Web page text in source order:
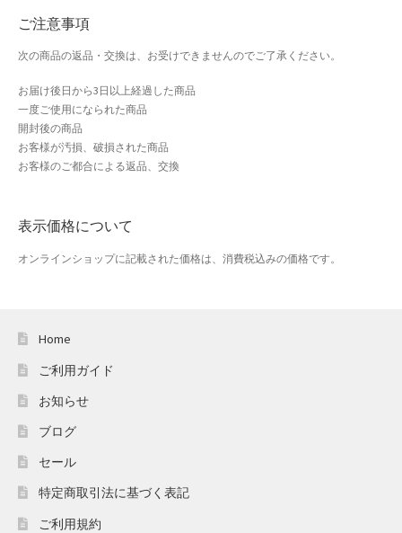
ご注意事項
次の商品の返品・交換は、お受けできませんのでご了承ください。
お届け後日から3日以上経過した商品
一度ご使用になられた商品
開封後の商品
お客様が汚損、破損された商品
お客様のご都合による返品、交換
表示価格について
オンラインショップに記載された価格は、消費税込みの価格です。
Home
ご利用ガイド
お知らせ
ブログ
セール
特定商取引法に基づく表記
ご利用規約